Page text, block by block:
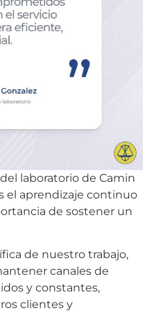
laboratorio de Camin
el aprendizaje continuo
de sostener un
de nuestro trabajo,
canales de
y constantes,
clientes y